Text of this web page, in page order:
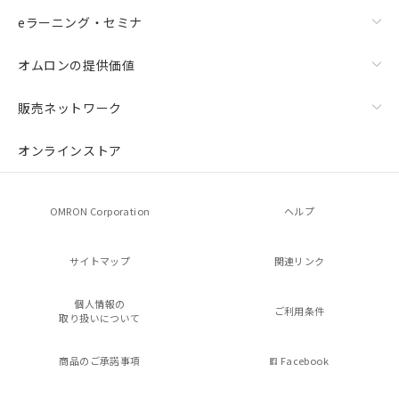
eラーニング・セミナ
オムロンの提供価値
販売ネットワーク
オンラインストア
OMRON Corporation ヘルプ
サイトマップ 関連リンク
個人情報の
取り扱いについて
ご利用条件
商品のご承諾事項 Facebook